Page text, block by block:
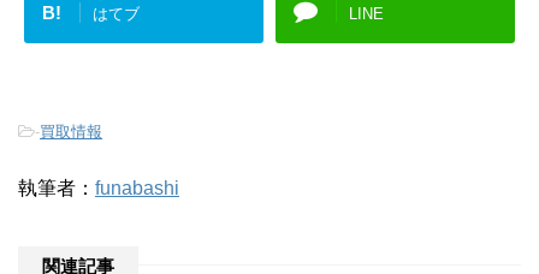
B! はてブ LINE
-買取情報
執筆者： funabashi
関連記事